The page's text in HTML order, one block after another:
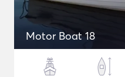
Motor Boat 18